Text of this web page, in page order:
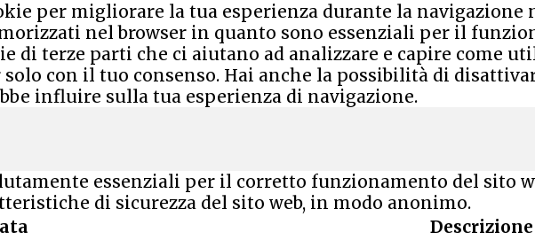
per migliorare la tua esperienza durante la navigazione
nel browser in quanto sono essenziali per il
di terze parti che ci aiutano ad analizzare e capire come
con il tuo consenso. Hai anche la possibilità di
influire sulla tua esperienza di navigazione.
essenziali per il corretto funzionamento del sito
di sicurezza del sito web, in modo anonimo.
Descrizione